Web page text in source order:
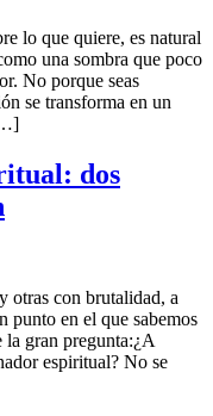
lo que quiere, es natural
una sombra que poco
No porque seas
se transforma en un
dos
otras con brutalidad, a
punto en el que sabemos
la gran pregunta:¿A
espiritual? No se